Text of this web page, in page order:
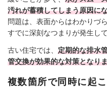
汚れが蓄積してしまう原因に
問題は、表面からはわかりづ
すでに深刻なつまりが発生し
古い住宅では、 定期的な排水
管交換が効果的な対策となり
複数箇所で同時に起